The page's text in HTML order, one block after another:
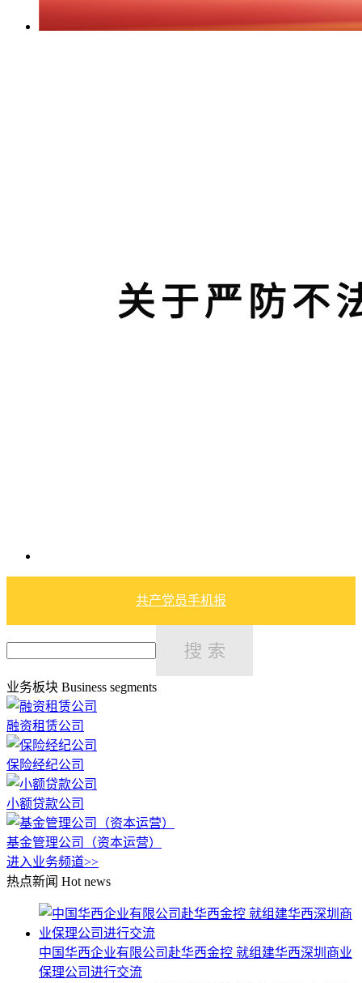
共产党员手机报
业务板块 Business segments
融资租赁公司
保险经纪公司
小额贷款公司
基金管理公司（资本运营）
进入业务频道>>
热点新闻 Hot news
中国华西企业有限公司赴华西金控 就组建华西深圳商业
保理公司进行交流